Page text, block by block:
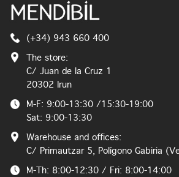
(+34) 943 660 400
The store:
C/ Juan de la Cruz 1
20302 Irun
M-F: 9:00-13:30 /15:30-19:00
Sat: 9:00-13:30
Warehouse and offices:
C/ Primautzar 5, Polígono Gabiria
M-Th: 8:00-12:30 / Fri: 8:00-14:00